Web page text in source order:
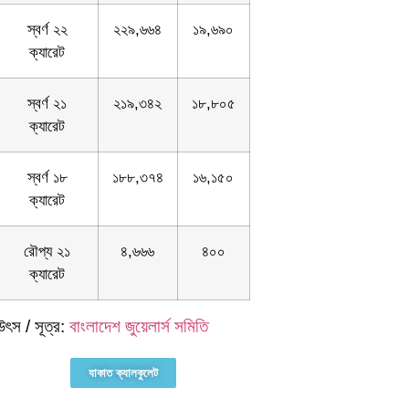
স্বর্ণ ২২
ক্যারেট
২২৯,৬৬৪ ১৯,৬৯০
স্বর্ণ ২১
ক্যারেট
২১৯,৩৪২ ১৮,৮০৫
স্বর্ণ ১৮
ক্যারেট
১৮৮,৩৭৪ ১৬,১৫০
রৌপ্য ২১
ক্যারেট
৪,৬৬৬ ৪০০
/ সূত্র: বাংলাদেশ জুয়েলার্স সমিতি
যাকাত ক্যালকুলেট